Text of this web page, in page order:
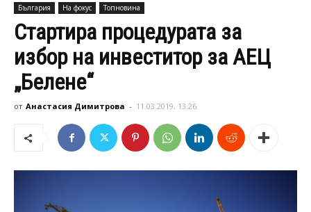
България На фокус Топновина
Стартира процедурата за
избор на инвеститор за АЕЦ
„Белене“
от Анастасия Димитрова - 11.03.2019, 13:26